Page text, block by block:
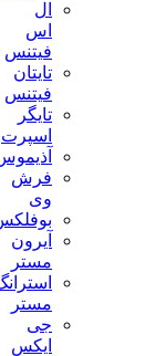
فیتنس
تایتان
فیتنس
تایگر
اسپرت
آذیموس
فرش
بوفلکس
آیرون
استرانگ
جی